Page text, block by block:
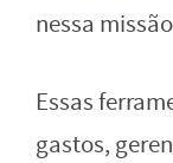
nessa
Essas
gastos,